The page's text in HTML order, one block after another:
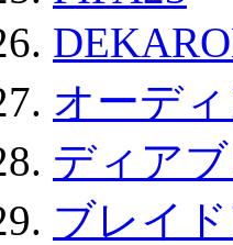
オーデ
ディア
ブレイ